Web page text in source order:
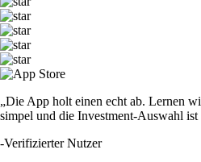
„Die App holt einen echt ab. Lernen
simpel und die Investment-Auswahl ist
-Verifizierter Nutzer